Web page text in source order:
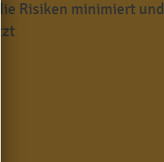
Risiken minimiert und